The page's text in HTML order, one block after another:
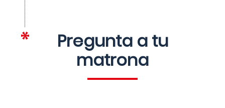
Pregunta a tu
matrona